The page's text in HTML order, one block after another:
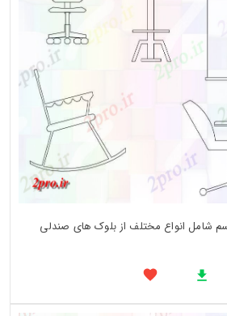
شامل انواع مختلف از بلوک های صندلی